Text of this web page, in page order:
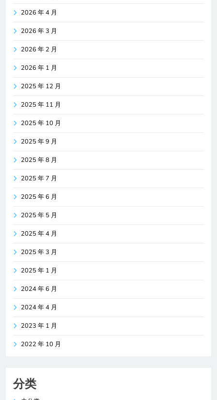
2026 年 4 月
2026 年 3 月
2026 年 2 月
2026 年 1 月
2025 年 12 月
2025 年 11 月
2025 年 10 月
2025 年 9 月
2025 年 8 月
2025 年 7 月
2025 年 6 月
2025 年 5 月
2025 年 4 月
2025 年 3 月
2025 年 1 月
2024 年 6 月
2024 年 4 月
2023 年 1 月
2022 年 10 月
分类